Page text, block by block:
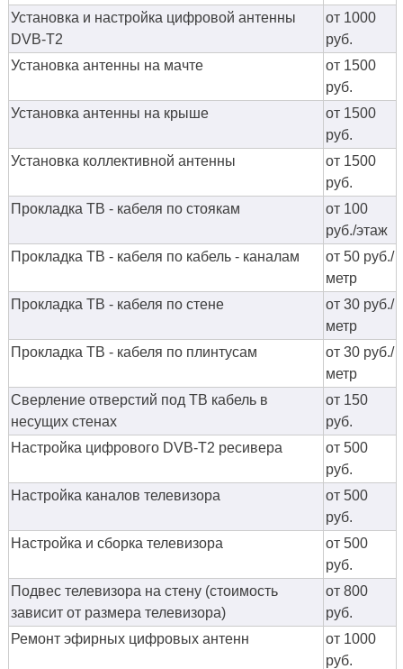
Установка и настройка цифровой антенны
DVB-T2
от 1000
руб.
Установка антенны на мачте
от 1500
руб.
Установка антенны на крыше
от 1500
руб.
Установка коллективной антенны
от 1500
руб.
Прокладка ТВ - кабеля по стоякам
от 100
руб./этаж
Прокладка ТВ - кабеля по кабель - каналам
от 50 руб./
метр
Прокладка ТВ - кабеля по стене
от 30 руб./
метр
Прокладка ТВ - кабеля по плинтусам
от 30 руб./
метр
Сверление отверстий под ТВ кабель в
несущих стенах
от 150
руб.
Настройка цифрового DVB-T2 ресивера
от 500
руб.
Настройка каналов телевизора
от 500
руб.
Настройка и сборка телевизора
от 500
руб.
Подвес телевизора на стену (стоимость
зависит от размера телевизора)
от 800
руб.
Ремонт эфирных цифровых антенн
от 1000
руб.